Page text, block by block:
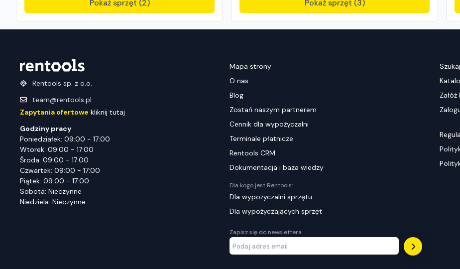
Pokaż sprzęt (2)
Pokaż sprzęt (3)
Rentools sp. z o.o.
team@rentools.pl
Zapytania ofertowe kliknij tutaj
Godziny pracy
Poniedziałek: 09:00 - 17:00
Wtorek: 09:00 - 17:00
Środa: 09:00 - 17:00
Czwartek: 09:00 - 17:00
Piątek: 09:00 - 17:00
Sobota: Nieczynne
Niedziela: Nieczynne
Mapa strony
O nas
Blog
Zostań naszym partnerem
Cennik dla wypożyczalni
Terminale płatnicze
Rentools CRM
Dokumentacja i baza wiedzy
Dla kogo jest Rentools:
Dla wypożyczalni sprzętu
Dla wypożyczających sprzęt
Zapisz się do newslettera
Szukaj